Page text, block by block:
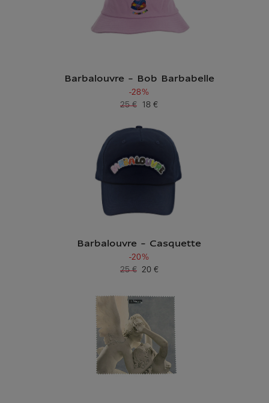
Barbalouvre - Bob Barbabelle
-28%
Prix ​​actuel
18 €
Ancien prix
25 €
Barbalouvre - Casquette
-20%
Prix ​​actuel
20 €
Ancien prix
25 €